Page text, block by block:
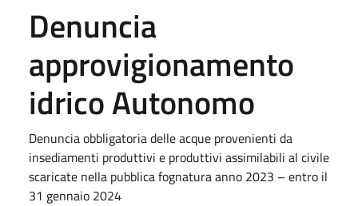
Denuncia
approvigionamento
idrico Autonomo
Denuncia obbligatoria delle acque provenienti da
insediamenti produttivi e produttivi assimilabili al civile
scaricate nella pubblica fognatura anno 2023 – entro il
31 gennaio 2024